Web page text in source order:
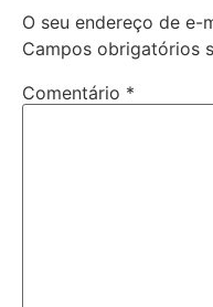
O seu endereço de e-
Campos obrigatórios
Comentário *